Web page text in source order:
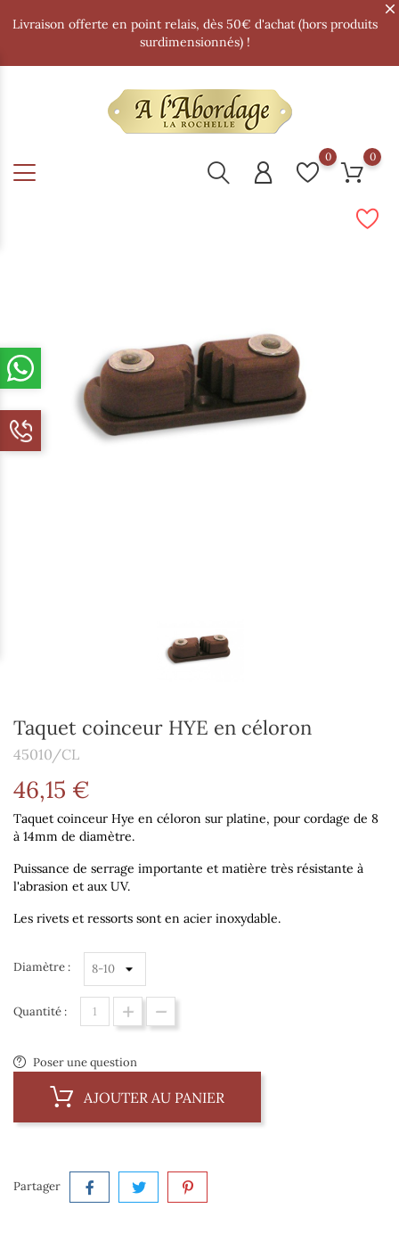
Livraison offerte en point relais, dès 50€ d'achat (hors produits
surdimensionnés) !
0 0
Taquet coinceur HYE en céloron
45010/CL
46,15 €
Taquet coinceur Hye en céloron sur platine, pour cordage de 8
à 14mm de diamètre.
Puissance de serrage importante et matière très résistante à
l'abrasion et aux UV.
Les rivets et ressorts sont en acier inoxydable.
Diamètre :
Quantité :
Poser une question
AJOUTER AU PANIER
Partager